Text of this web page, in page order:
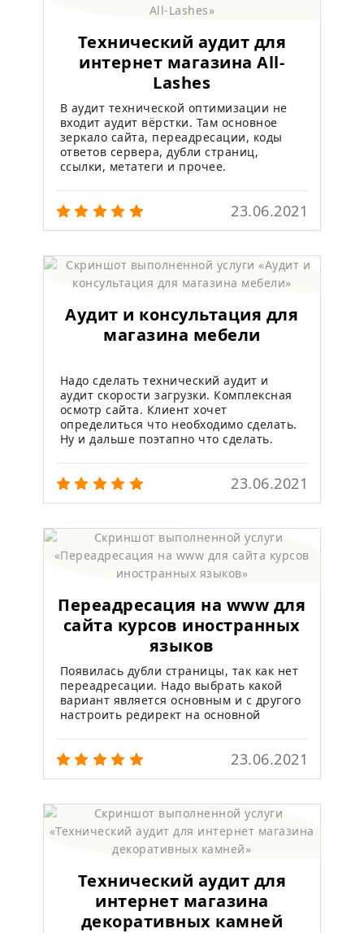
Технический аудит для
интернет магазина All-
Lashes
В аудит технической оптимизации не
входит аудит вёрстки. Там основное
зеркало сайта, переадресации, коды
ответов сервера, дубли страниц,
ссылки, метатеги и прочее.
23.06.2021
Аудит и консультация для
магазина мебели
Надо сделать технический аудит и
аудит скорости загрузки. Комплексная
осмотр сайта. Клиент хочет
определиться что необходимо сделать.
Ну и дальше поэтапно что сделать.
23.06.2021
Переадресация на www для
сайта курсов иностранных
языков
Появилась дубли страницы, так как нет
переадресации. Надо выбрать какой
вариант является основным и с другого
настроить редирект на основной
23.06.2021
Технический аудит для
интернет магазина
декоративных камней